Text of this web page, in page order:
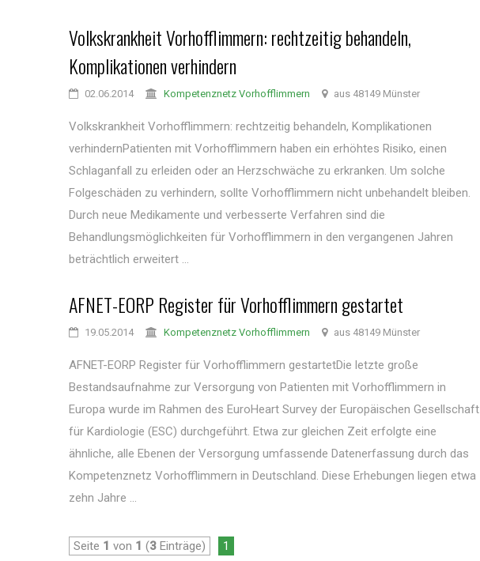
Volkskrankheit Vorhofflimmern: rechtzeitig behandeln,
Komplikationen verhindern
02.06.2014 Kompetenznetz Vorhofflimmern aus 48149 Münster
Volkskrankheit Vorhofflimmern: rechtzeitig behandeln, Komplikationen
verhindernPatienten mit Vorhofflimmern haben ein erhöhtes Risiko, einen
Schlaganfall zu erleiden oder an Herzschwäche zu erkranken. Um solche
Folgeschäden zu verhindern, sollte Vorhofflimmern nicht unbehandelt bleiben.
Durch neue Medikamente und verbesserte Verfahren sind die
Behandlungsmöglichkeiten für Vorhofflimmern in den vergangenen Jahren
beträchtlich erweitert ...
AFNET-EORP Register für Vorhofflimmern gestartet
19.05.2014 Kompetenznetz Vorhofflimmern aus 48149 Münster
AFNET-EORP Register für Vorhofflimmern gestartetDie letzte große
Bestandsaufnahme zur Versorgung von Patienten mit Vorhofflimmern in
Europa wurde im Rahmen des EuroHeart Survey der Europäischen Gesellschaft
für Kardiologie (ESC) durchgeführt. Etwa zur gleichen Zeit erfolgte eine
ähnliche, alle Ebenen der Versorgung umfassende Datenerfassung durch das
Kompetenznetz Vorhofflimmern in Deutschland. Diese Erhebungen liegen etwa
zehn Jahre ...
Seite 1 von 1 (3 Einträge) 1